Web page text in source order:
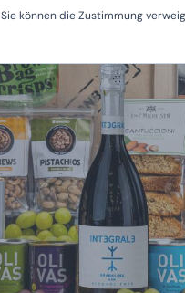
Sie können die Zustimmung